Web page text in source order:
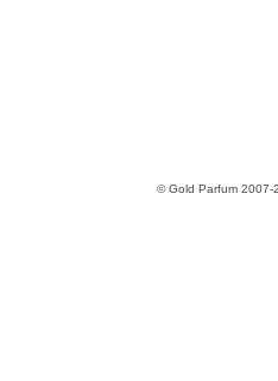
© Gold Parfum